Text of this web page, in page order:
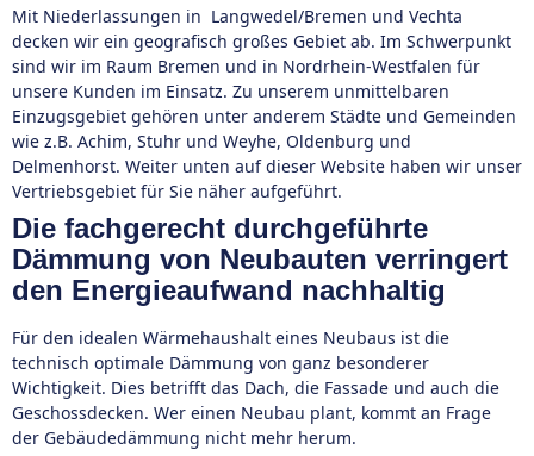
Mit Niederlassungen in Langwedel/Bremen und Vechta
decken wir ein geografisch großes Gebiet ab. Im Schwerpunkt
sind wir im Raum Bremen und in Nordrhein-Westfalen für
unsere Kunden im Einsatz. Zu unserem unmittelbaren
Einzugsgebiet gehören unter anderem Städte und Gemeinden
wie z.B. Achim, Stuhr und Weyhe, Oldenburg und
Delmenhorst. Weiter unten auf dieser Website haben wir unser
Vertriebsgebiet für Sie näher aufgeführt.
Die fachgerecht durchgeführte
Dämmung von Neubauten verringert
den Energieaufwand nachhaltig
Für den idealen Wärmehaushalt eines Neubaus ist die
technisch optimale Dämmung von ganz besonderer
Wichtigkeit. Dies betrifft das Dach, die Fassade und auch die
Geschossdecken. Wer einen Neubau plant, kommt an Frage
der Gebäudedämmung nicht mehr herum.